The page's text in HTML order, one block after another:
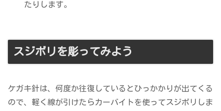
たりします。
スジボリを彫ってみよう
ケガキ針は、何度か往復しているとひっかかりが出てくる
ので、軽く線が引けたらカーバイトを使ってスジボリしま